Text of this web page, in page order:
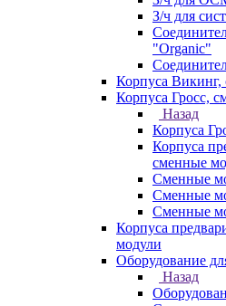
З/ч для
"Organic"
Корпуса
Корпуса Гросс,
Назад
Корпуса
Корпуса
сменные
Сменные
Сменные
Сменные
Корпуса
модули
Оборудование
Назад